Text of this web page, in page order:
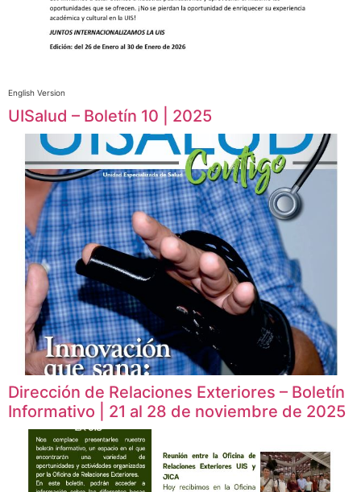
English Version
UISalud – Boletín 10 | 2025
Dirección de Relaciones Exteriores – Boletín
Informativo | 21 al 28 de noviembre de 2025